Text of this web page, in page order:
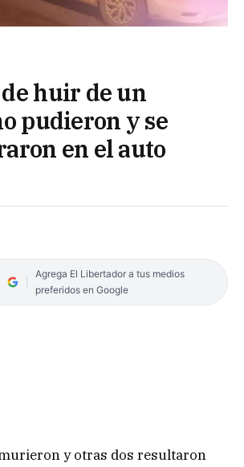
huir de un
pudieron y se
en el auto
Agrega El Libertador a tus medios
preferidos en Google
y otras dos resultaron